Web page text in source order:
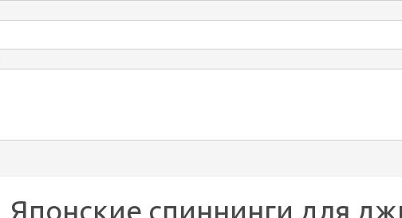
Японские спиннинги для